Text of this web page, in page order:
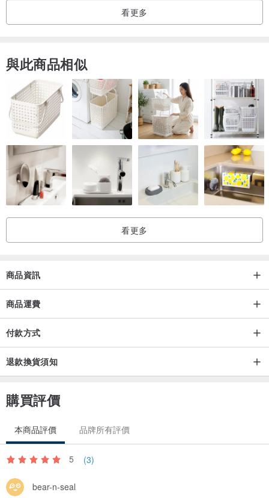
➤材質：表布-聚脂纖維帆布 / 裏布-40支棉布（髒了可水洗，不掉色）
➤充滿文化特色的禮贈品好選擇，歡迎大量訂製、採購
❀洗滌說明與注意事項❀
❝棉料下水會縮水，若欲清洗建議手洗，機洗請放洗衣袋❞
❝數位印花製品非完全不會褪色，切勿乾洗、漂白❞
❝經多次水洗、日曬後有顏色淡化現象皆屬正常❞
❝洗後若起皺可以160℃—180℃中溫於背面熨燙❞
-
產地/製造方式
產地台灣 / 手工製作
看更多
與此商品相似
看更多
商品資訊
商品運費
付款方式
退款換貨須知
購買評價
本商品評價 品牌所有評價
5 (3)
bear-n-seal